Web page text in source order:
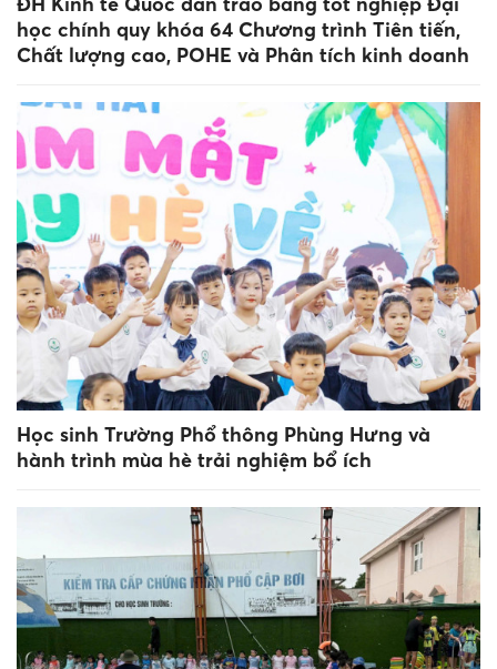
học chính quy khóa 64 Chương trình Tiên tiến,
Chất lượng cao, POHE và Phân tích kinh doanh
Học sinh Trường Phổ thông Phùng Hưng và
hành trình mùa hè trải nghiệm bổ ích